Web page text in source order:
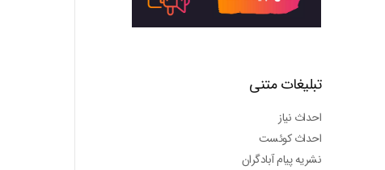
تبلیغات متنی
احداث نیاز
احداث کوئست
نشریه پیام آبادگران